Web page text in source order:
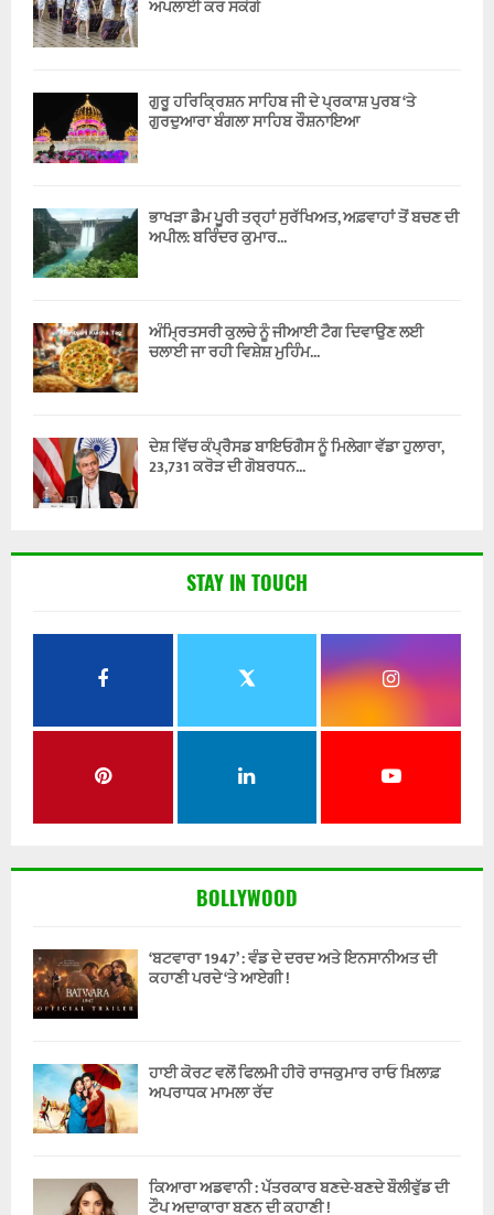
ਅਪਲਾਈ ਕਰ ਸਕੋਗੇ
ਗੁਰੂ ਹਰਿਕ੍ਰਿਸ਼ਨ ਸਾਹਿਬ ਜੀ ਦੇ ਪ੍ਰਕਾਸ਼ ਪੁਰਬ ‘ਤੇ
ਗੁਰਦੁਆਰਾ ਬੰਗਲਾ ਸਾਹਿਬ ਰੌਸ਼ਨਾਇਆ
ਭਾਖੜਾ ਡੈਮ ਪੂਰੀ ਤਰ੍ਹਾਂ ਸੁਰੱਖਿਅਤ, ਅਫ਼ਵਾਹਾਂ ਤੋਂ ਬਚਣ ਦੀ
ਅਪੀਲ: ਬਰਿੰਦਰ ਕੁਮਾਰ...
ਅੰਮ੍ਰਿਤਸਰੀ ਕੁਲਚੇ ਨੂੰ ਜੀਆਈ ਟੈਗ ਦਿਵਾਉਣ ਲਈ
ਚਲਾਈ ਜਾ ਰਹੀ ਵਿਸ਼ੇਸ਼ ਮੁਹਿੰਮ...
ਦੇਸ਼ ਵਿੱਚ ਕੰਪ੍ਰੈਸਡ ਬਾਇਓਗੈਸ ਨੂੰ ਮਿਲੇਗਾ ਵੱਡਾ ਹੁਲਾਰਾ,
23,731 ਕਰੋੜ ਦੀ ਗੋਬਰਧਨ...
STAY IN TOUCH
BOLLYWOOD
‘ਬਟਵਾਰਾ 1947’ : ਵੰਡ ਦੇ ਦਰਦ ਅਤੇ ਇਨਸਾਨੀਅਤ ਦੀ
ਕਹਾਣੀ ਪਰਦੇ ‘ਤੇ ਆਏਗੀ !
ਹਾਈ ਕੋਰਟ ਵਲੋਂ ਫਿਲਮੀ ਹੀਰੋ ਰਾਜਕੁਮਾਰ ਰਾਓ ਖ਼ਿਲਾਫ਼
ਅਪਰਾਧਕ ਮਾਮਲਾ ਰੱਦ
ਕਿਆਰਾ ਅਡਵਾਨੀ : ਪੱਤਰਕਾਰ ਬਣਦੇ-ਬਣਦੇ ਬੌਲੀਵੁੱਡ ਦੀ
ਟੌਪ ਅਦਾਕਾਰਾ ਬਣਨ ਦੀ ਕਹਾਣੀ !